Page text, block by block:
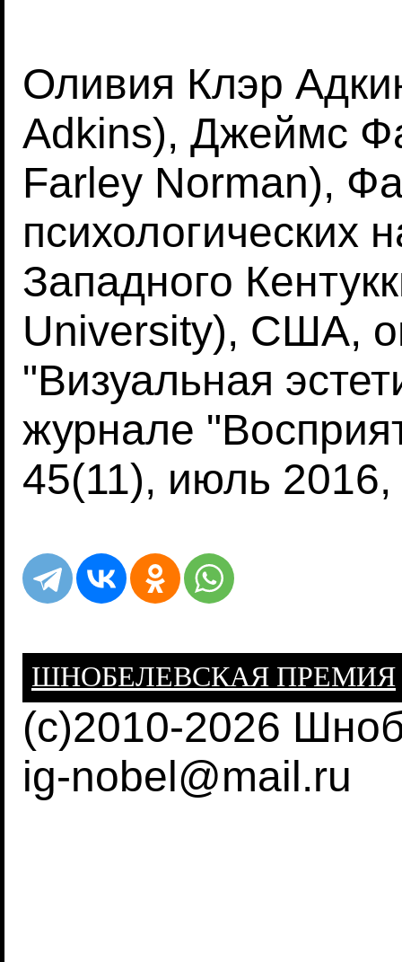
Оливия Клэр
Adkins), Джеймс
Farley Norman),
психологических
Западного
University), США,
"Визуальная
журнале
45(11), июль
ШНОБЕЛЕВСКАЯ ПРЕМИЯ
(c)2010-2026
ig-nobel@mail.ru